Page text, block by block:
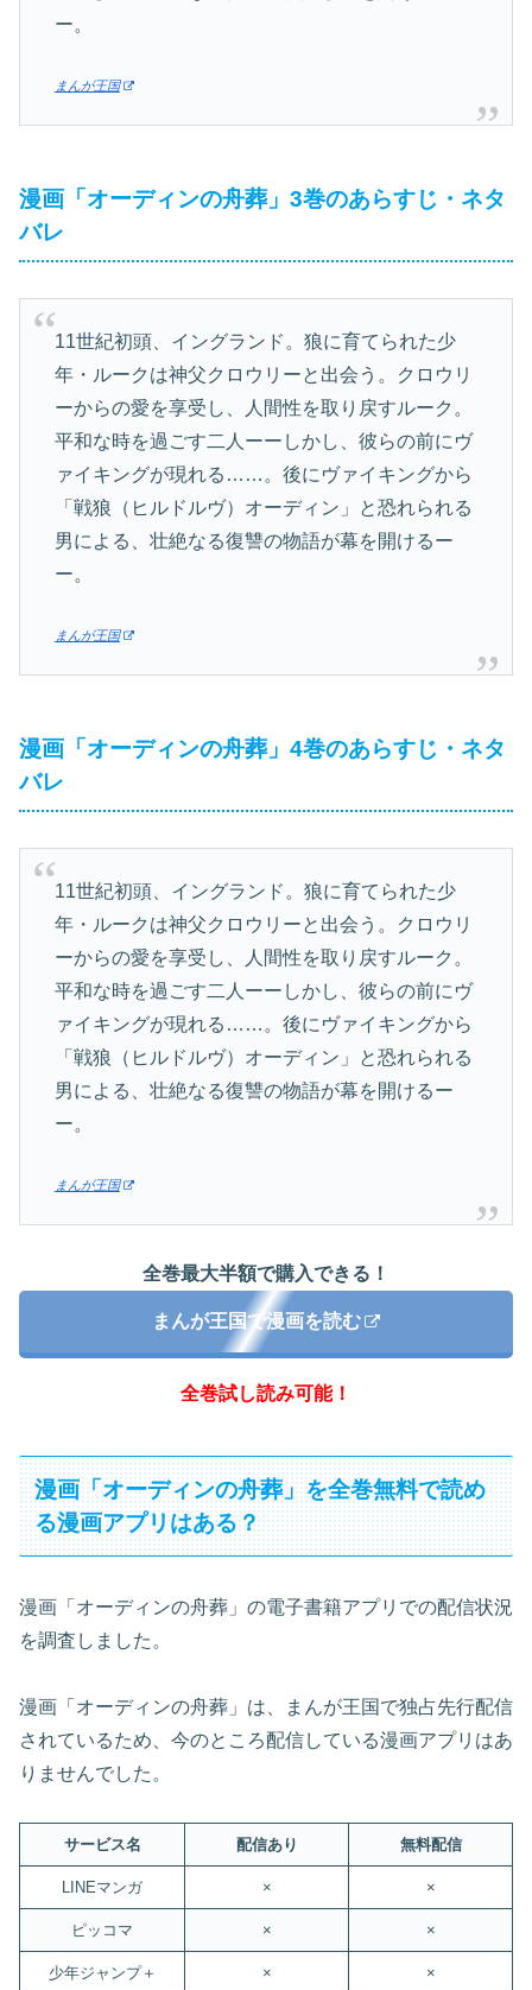
ー。
まんが王国
漫画「オーディンの舟葬」3巻のあらすじ・ネタ
バレ
11世紀初頭、イングランド。狼に育てられた少
年・ルークは神父クロウリーと出会う。クロウリ
ーからの愛を享受し、人間性を取り戻すルーク。
平和な時を過ごす二人ーーしかし、彼らの前にヴ
ァイキングが現れる……。後にヴァイキングから
「戦狼（ヒルドルヴ）オーディン」と恐れられる
男による、壮絶なる復讐の物語が幕を開けるー
ー。
まんが王国
漫画「オーディンの舟葬」4巻のあらすじ・ネタ
バレ
11世紀初頭、イングランド。狼に育てられた少
年・ルークは神父クロウリーと出会う。クロウリ
ーからの愛を享受し、人間性を取り戻すルーク。
平和な時を過ごす二人ーーしかし、彼らの前にヴ
ァイキングが現れる……。後にヴァイキングから
「戦狼（ヒルドルヴ）オーディン」と恐れられる
男による、壮絶なる復讐の物語が幕を開けるー
ー。
まんが王国
全巻最大半額で購入できる！
まんが王国で漫画を読む
全巻試し読み可能！
漫画「オーディンの舟葬」を全巻無料で読め
る漫画アプリはある？
漫画「オーディンの舟葬」の電子書籍アプリでの配信状況
を調査しました。
漫画「オーディンの舟葬」は、まんが王国で独占先行配信
されているため、今のところ配信している漫画アプリはあ
りませんでした。
サービス名 配信あり 無料配信
LINEマンガ × ×
ピッコマ × ×
少年ジャンプ＋ × ×